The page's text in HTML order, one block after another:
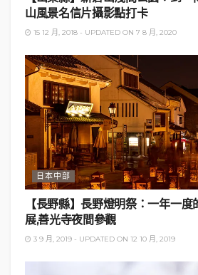
即使不打算留在銀山溫泉的旅館
裡的日歸溫泉。
共同浴場 〔しろがね湯 / か
（請先查看銀山溫泉案內所
間）
古勢起屋別館
山風景名信片攝影點打卡
15 12 月, 2018 - UPDATED ON 7 8 月, 2020
日本中部
【長野縣】長野燈明祭：一年一
展,善光寺夜間參觀
3 9 月, 2019 - UPDATED ON 12 10 月, 2019